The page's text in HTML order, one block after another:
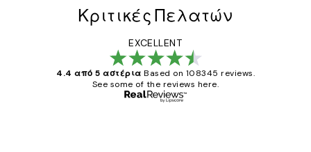
Κριτικές Πελατών
EXCELLENT
4.4 από 5 αστέρια Based on 108345 reviews.
See some of the reviews here.